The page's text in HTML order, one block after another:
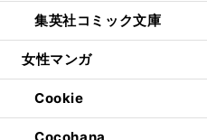
集英社コミック文庫
女性マンガ
Cookie